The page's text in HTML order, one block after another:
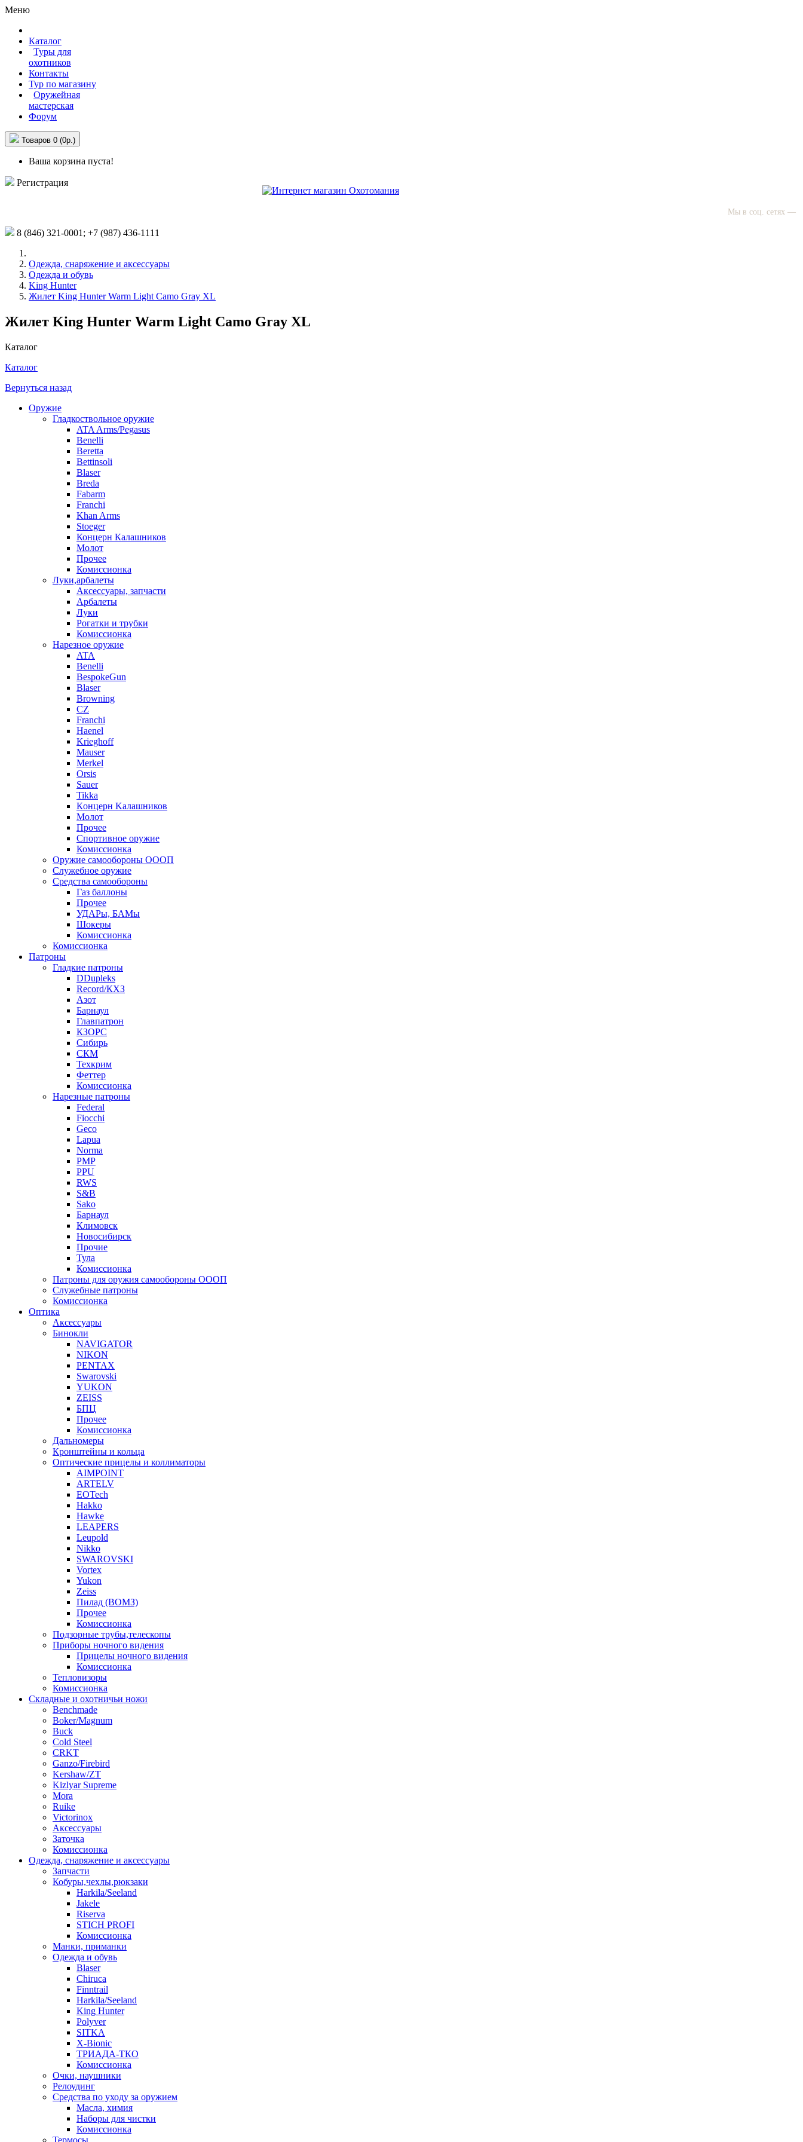
Меню
Каталог
Туры для
охотников
Контакты
Тур по магазину
Оружейная
мастерская
Форум
Товаров 0 (0р.)
Ваша корзина пуста!
Регистрация
Мы в соц. сетях —
8 (846) 321-0001; +7 (987) 436-1111
Одежда, снаряжение и аксессуары
Одежда и обувь
King Hunter
Жилет King Hunter Warm Light Camo Gray XL
Жилет King Hunter Warm Light Camo Gray XL
Каталог
Каталог
Вернуться назад
Оружие
Гладкоствольное оружие
ATA Arms/Pegasus
Benelli
Beretta
Bettinsoli
Blaser
Breda
Fabarm
Franchi
Khan Arms
Stoeger
Концерн Калашников
Молот
Прочее
Комиссионка
Луки,арбалеты
Аксессуары, запчасти
Арбалеты
Луки
Рогатки и трубки
Комиссионка
Нарезное оружие
ATA
Benelli
BespokeGun
Blaser
Browning
CZ
Franchi
Haenel
Krieghoff
Mauser
Merkel
Orsis
Sauer
Tikka
Кoнцеpн Kалашников
Молот
Прочее
Спортивное оружие
Комиссионка
Оружие самообороны ОООП
Служебное оружие
Средства самообороны
Газ баллоны
Прочее
УДАРы, БАМы
Шокеры
Комиссионка
Комиссионка
Патроны
Гладкие патроны
DDupleks
Record/КХЗ
Азот
Барнаул
Главпатрон
КЗОРС
Сибирь
СКМ
Техкрим
Феттер
Комиссионка
Нарезные патроны
Federal
Fiocchi
Geco
Lapua
Norma
PMP
PPU
RWS
S&B
Sako
Барнаул
Климовск
Новосибирск
Прочие
Тула
Комиссионка
Патроны для оружия самообороны ОООП
Служебные патроны
Комиссионка
Оптика
Аксессуары
Бинокли
NAVIGATOR
NIKON
PENTAX
Swarovski
YUKON
ZEISS
БПЦ
Прочее
Комиссионка
Дальномеры
Кронштейны и кольца
Оптические прицелы и коллиматоры
AIMPOINT
ARTELV
EOTech
Hakko
Hawke
LEAPERS
Leupold
Nikko
SWAROVSKI
Vortex
Yukon
Zeiss
Пилад (ВОМЗ)
Прочее
Комиссионка
Подзорные трубы,телескопы
Приборы ночного видения
Прицелы ночного видения
Комиссионка
Тепловизоры
Комиссионка
Складные и охотничьи ножи
Benchmade
Boker/Magnum
Buck
Cold Steel
CRKT
Ganzo/Firebird
Kershaw/ZT
Kizlyar Supreme
Mora
Ruike
Victorinox
Аксессуары
Заточка
Комиссионка
Одежда, снаряжение и аксессуары
Запчасти
Кобуры,чехлы,рюкзаки
Harkila/Seeland
Jakele
Riserva
STICH PROFI
Комиссионка
Манки, приманки
Одежда и обувь
Blaser
Chiruca
Finntrail
Harkila/Seeland
King Hunter
Polyver
SITKA
X-Bionic
ТРИАДА-ТКО
Комиссионка
Очки, наушники
Релоудинг
Средства по уходу за оружием
Масла, химия
Наборы для чистки
Комиссионка
Термосы